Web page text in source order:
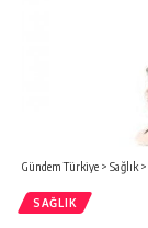
Gündem Türkiye > Sağlık >
SAĞLIK